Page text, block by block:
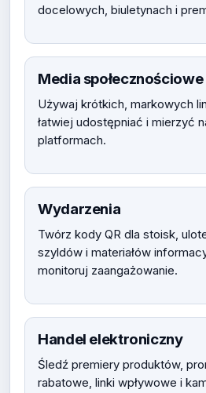
docelowych, biuletynach i
Media społecznościowe
Używaj krótkich, markowych
łatwiej udostępniać i mierzyć
platformach.
Wydarzenia
Twórz kody QR dla stoisk,
szyldów i materiałów
monitoruj zaangażowanie.
Handel elektroniczny
Śledź premiery produktów,
rabatowe, linki wpływowe i